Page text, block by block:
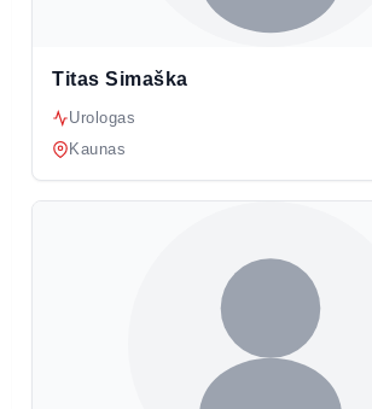
Titas Simaška
Urologas
Kaunas